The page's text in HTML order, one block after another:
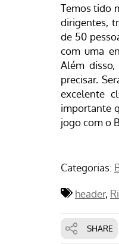
Temos tido
dirigentes,
de 50
com uma
Além
precisar.
excelente
importante
jogo com o
Categorias:
header
SHARE